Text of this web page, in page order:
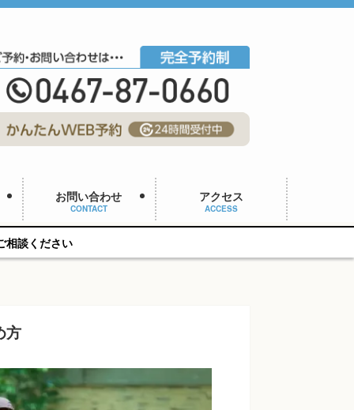
お問い合わせ
CONTACT
アクセス
ACCESS
方